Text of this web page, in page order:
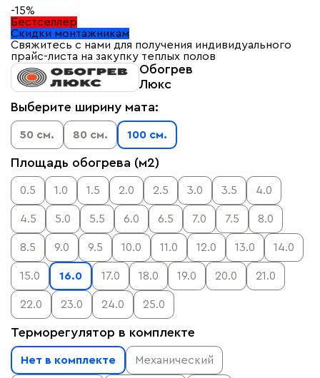
-15%
Бестселлер
Скидки монтажникам
Свяжитесь с нами для получения индивидуального
прайс-листа на закупку теплых полов
Обогрев
Люкс
Выберите ширину мата:
50 см. 80 см. 100 см.
Площадь обогрева (м2)
0.5 1.0 1.5 2.0 2.5 3.0 3.5 4.0
4.5 5.0 5.5 6.0 6.5 7.0 7.5 8.0
8.5 9.0 9.5 10.0 11.0 12.0 13.0 14.0
15.0 16.0 17.0 18.0 19.0 20.0 21.0
22.0 23.0 24.0 25.0
Терморегулятор в комплекте
Нет в комплекте Механический